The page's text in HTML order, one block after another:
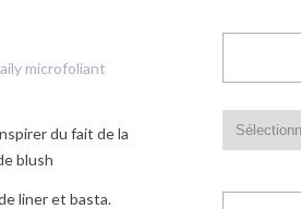
microfoliant
du fait de la
blush
liner et basta.